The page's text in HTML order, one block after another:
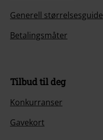
Generell størrelsesguide
Betalingsmåter
Tilbud til deg
Konkurranser
Gavekort